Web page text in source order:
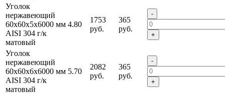
Уголок
нержавеющий
60х60х5х6000 мм
AISI 304 г/к
матовый
4.80
1753
руб.
365
руб.
-
+
Уголок
нержавеющий
60х60х6х6000 мм
AISI 304 г/к
матовый
5.70
2082
руб.
365
руб.
-
+